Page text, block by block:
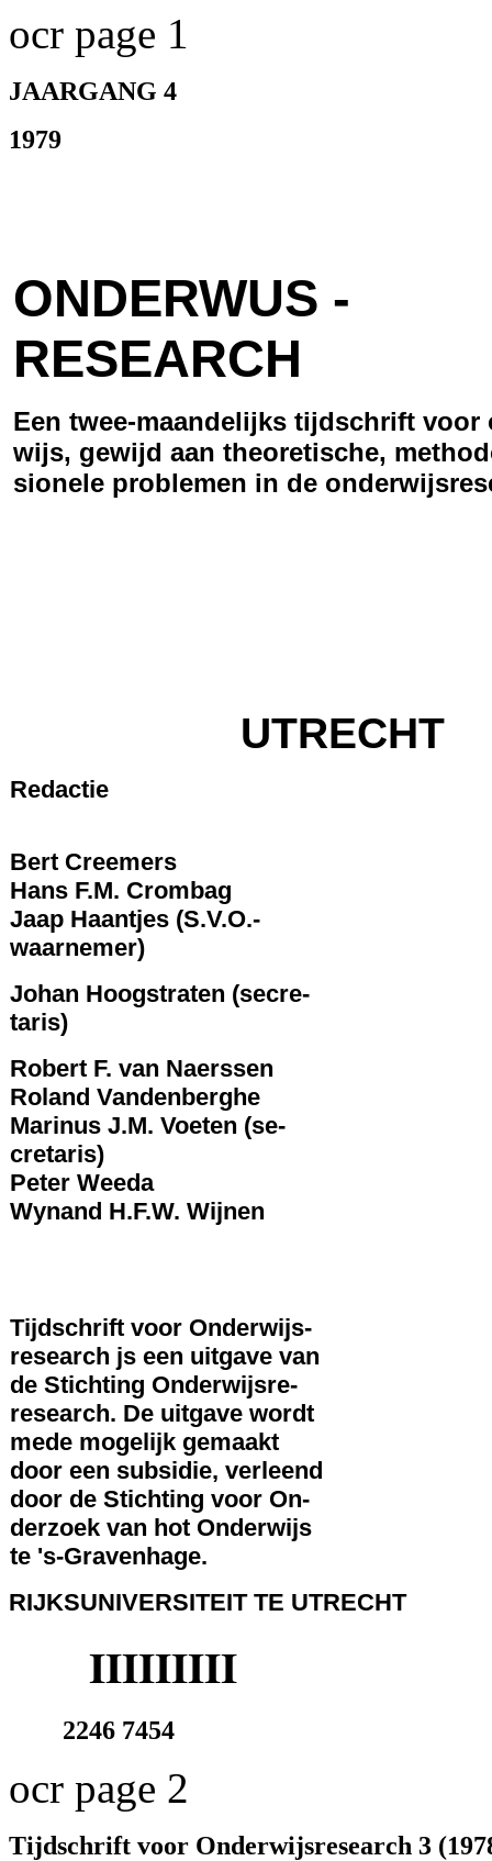
ocr page 1
JAARGANG 4
1979
ONDERWUS -
RESEARCH
Een twee-maandelijks tijdschrift voor
wijs, gewijd aan theoretische,
sionele problemen in de
UTRECHT
Redactie
Bert Creemers
Hans F.M. Crombag
Jaap Haantjes (S.V.O.-
waarnemer)
Johan Hoogstraten (secre-
taris)
Robert F. van Naerssen
Roland Vandenberghe
Marinus J.M. Voeten (se-
cretaris)
Peter Weeda
Wynand H.F.W. Wijnen
Tijdschrift voor Onderwijs-
research js een uitgave van
de Stichting Onderwijsre-
research. De uitgave wordt
mede mogelijk gemaakt
door een subsidie, verleend
door de Stichting voor On-
derzoek van hot Onderwijs
te 's-Gravenhage.
RIJKSUNIVERSITEIT TE UTRECHT
IIIIIIIII
2246 7454
ocr page 2
Tijdschrift voor Onderwijsresearch 3